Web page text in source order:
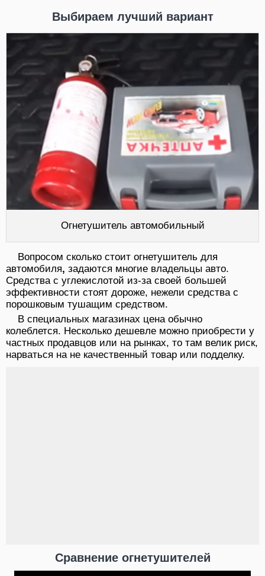
Выбираем лучший вариант
Огнетушитель автомобильный
Вопросом сколько стоит огнетушитель для
автомобиля, задаются многие владельцы авто.
Средства с углекислотой из-за своей большей
эффективности стоят дороже, нежели средства с
порошковым тушащим средством.
В специальных магазинах цена обычно
колеблется. Несколько дешевле можно приобрести у
частных продавцов или на рынках, то там велик риск,
нарваться на не качественный товар или подделку.
Сравнение огнетушителей